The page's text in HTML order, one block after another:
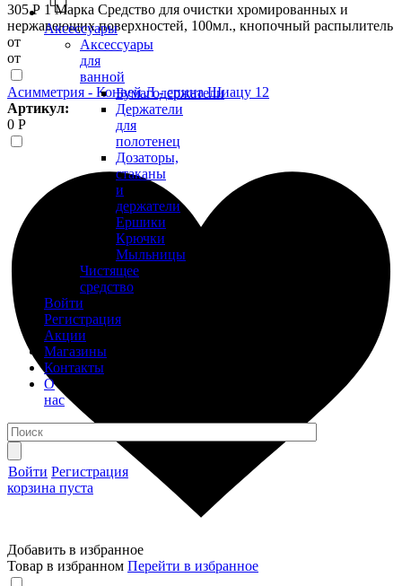
Аксессуары
Аксессуары
для
ванной
Бумагодержатели
Держатели
для
полотенец
Дозаторы,
стаканы
и
держатели
Ершики
Крючки
Мыльницы
Чистящее
средство
Войти
Регистрация
Акции
Магазины
Контакты
О
нас
Войти Регистрация
корзина пуста
305 Р 1 Марка Средство для очистки хромированных и
нержавеющих поверхностей, 100мл., кнопочный распылитель
от
от
Асимметрия - Конвей Л - спина Шиацу 12
Артикул:
0 Р
Добавить в избранное
Товар в избранном Перейти в избранное